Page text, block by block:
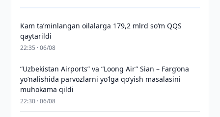
Kam taʼminlangan oilalarga 179,2 mlrd so‘m QQS
qaytarildi
22:35 · 06/08
“Uzbekistan Airports” va “Loong Air” Sian – Farg‘ona
yo‘nalishida parvozlarni yo‘lga qo‘yish masalasini
muhokama qildi
22:30 · 06/08